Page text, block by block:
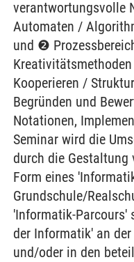
verantwortungsvolle
Automaten /
und ❷
Kooperieren /
Begründen und
Notationen,
Seminar wird die
durch die
Form eines
Grundschule/
'Informatik-Parcours'
der Informatik' an
und/oder in den